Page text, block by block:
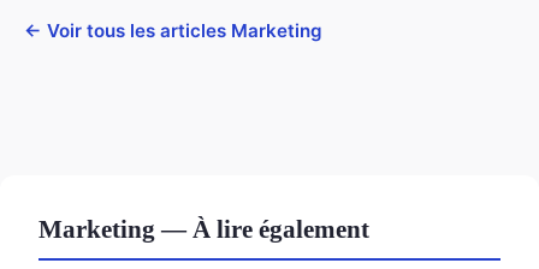
← Voir tous les articles Marketing
Marketing — À lire également